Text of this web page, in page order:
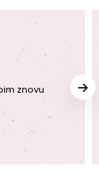
znovu